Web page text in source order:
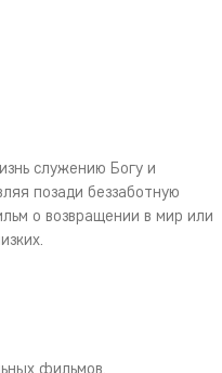
служению Богу и
позади беззаботную
о возвращении в мир или
фильмов,